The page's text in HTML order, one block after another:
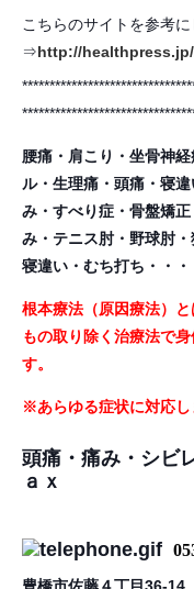
こちらのサイトを参考
⇒http://
腰痛・肩こり・坐骨神
ル・生理痛・頭痛・寝
み・すべり症・骨盤矯
み・テニス肘・野球肘
寝違い・むち打ち・・・
根本療法（原因療法）
もの取り除く治療法で身
す。
※あらゆる症状に対応
頭痛・痛み・シ
ａｘ
完全予